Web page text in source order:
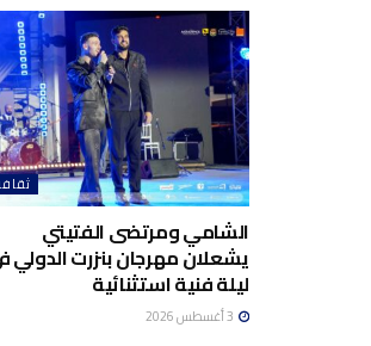
الشامي ومرتضى الفتيتي
يشعلان مهرجان بنزرت الدولي
ليلة فنية استثنائية